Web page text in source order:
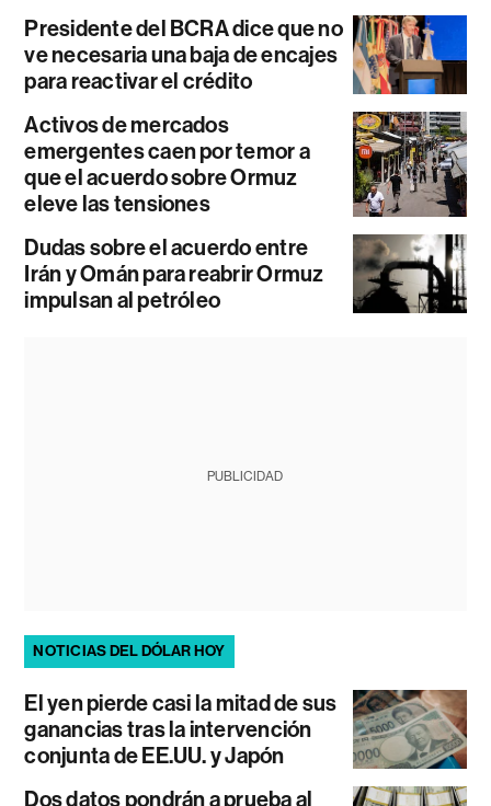
Presidente del BCRA dice que no
ve necesaria una baja de encajes
para reactivar el crédito
Activos de mercados
emergentes caen por temor a
que el acuerdo sobre Ormuz
eleve las tensiones
Dudas sobre el acuerdo entre
Irán y Omán para reabrir Ormuz
impulsan al petróleo
PUBLICIDAD
NOTICIAS DEL DÓLAR HOY
El yen pierde casi la mitad de sus
ganancias tras la intervención
conjunta de EE.UU. y Japón
Dos datos pondrán a prueba al